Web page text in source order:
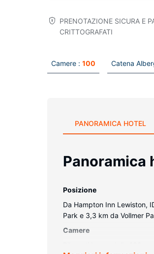
PRENOTAZIONE SICURA E
CRITTOGRAFATI
Camere : 100 Catena
PANORAMICA HOTEL
Panoramica
Posizione
Da Hampton Inn Lewiston,
Park e 3,3 km da Vollmer
Camere